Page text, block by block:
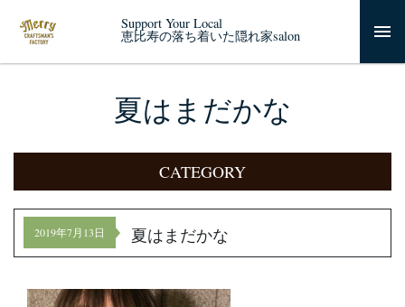
Support Your Local
恵比寿の落ち着いた隠れ家salon
夏はまだかな
CATEGORY
2019年7月13日 夏はまだかな